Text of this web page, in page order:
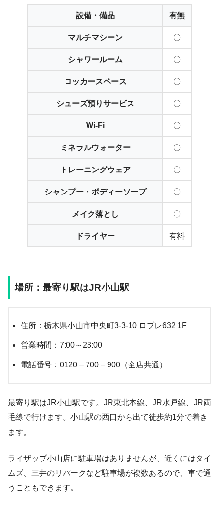
設備・備品 有無
マルチマシーン 〇
シャワールーム 〇
ロッカースペース 〇
シューズ預りサービス 〇
Wi-Fi 〇
ミネラルウォーター 〇
トレーニングウェア 〇
シャンプー・ボディーソープ 〇
メイク落とし 〇
ドライヤー 有料
場所：最寄り駅はJR小山駅
住所：栃木県小山市中央町3-3-10 ロブレ632 1F
営業時間：7:00～23:00
電話番号： 0120 – 700 – 900（全店共通）
最寄り駅はJR小山駅です。JR東北本線、JR水戸線、JR両
毛線で行けます。小山駅の西口から出て徒歩約1分で着き
ます。
ライザップ小山店に駐車場はありませんが、近くにはタイ
ムズ、三井のリパークなど駐車場が複数あるので、車で通
うこともできます。